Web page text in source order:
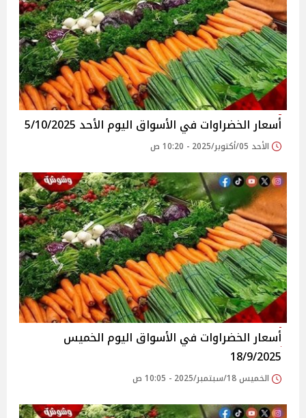
أسعار الخضراوات في الأسواق‎‎ اليوم الأحد 5/10/2025
الأحد 05/أكتوبر/2025 - 10:20 ص
أسعار الخضراوات في الأسواق‎‎ اليوم الخميس
18/9/2025
الخميس 18/سبتمبر/2025 - 10:05 ص